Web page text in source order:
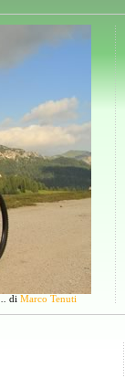
di Marco Tenuti